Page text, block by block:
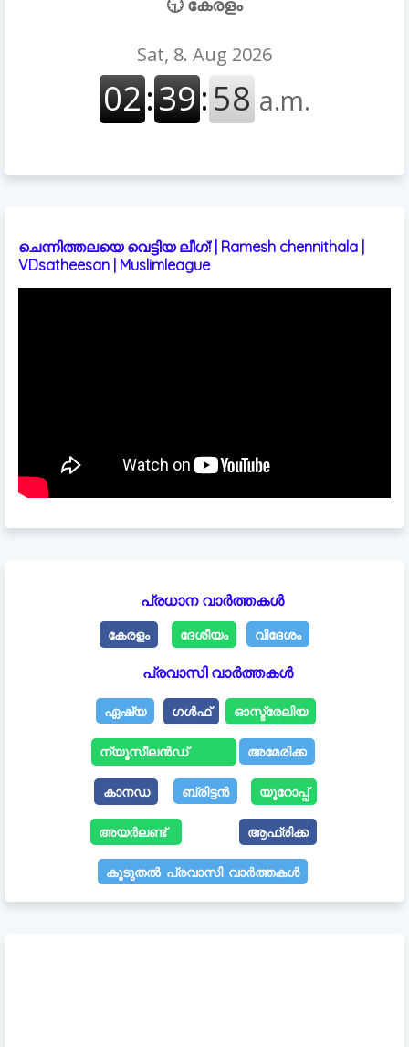
🕤 കേരളം
ചെന്നിത്തലയെ വെട്ടിയ ലീഗ്! | Ramesh chennithala |
VDsatheesan | Muslimleague
പ്രധാന വാർത്തകൾ
കേരളം ദേശീയം വിദേശം
പ്രവാസി വാർത്തകൾ
ഏഷ്യ ഗൾഫ് ഓസ്ട്രേലിയ
ന്യൂസീലൻഡ് അമേരിക്ക
കാനഡ ബ്രിട്ടൻ യൂറോപ്പ്
അയർലണ്ട് ആഫ്രിക്ക
കൂടുതൽ പ്രവാസി വാർത്തകൾ